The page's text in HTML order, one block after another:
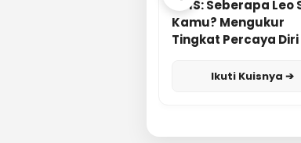
KUIS: Seberapa Leo
Kamu? Mengukur
Tingkat Percaya
Ikuti Kuisnya ➔